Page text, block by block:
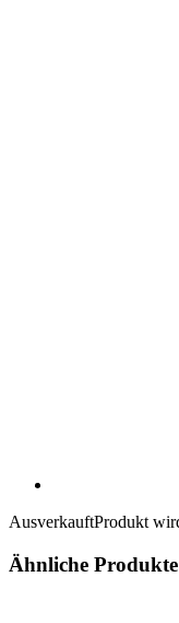
AusverkauftProdukt
Ähnliche Produkte